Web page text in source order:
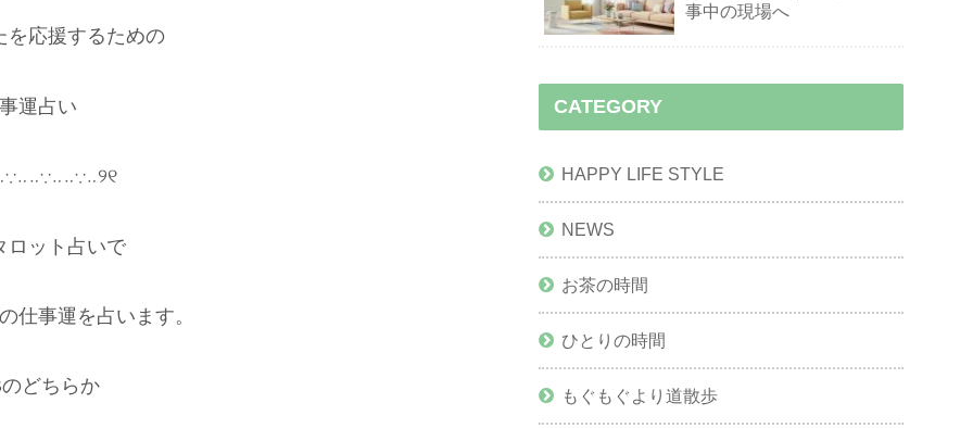
を応援するための
運占い
ロット占いで
仕事運を占います。
どちらか
事中の現場へ
CATEGORY
HAPPY LIFE STYLE
NEWS
お茶の時間
ひとりの時間
もぐもぐより道散歩